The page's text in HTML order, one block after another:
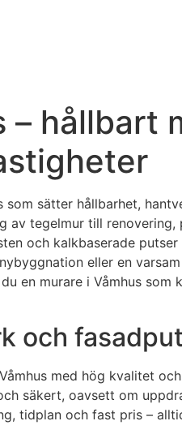
–
som sätter hållbarhet,
av tegelmur till
och kalkbaserade
eller en
en murare i Våmhus
och
med hög kvalitet
säkert, oavsett om
tidplan och fast pris –